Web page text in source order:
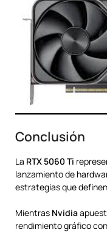
Conclusión
La RTX 5060 Ti
lanzamiento de
estrategias que
Mientras Nvidia
rendimiento gráfico